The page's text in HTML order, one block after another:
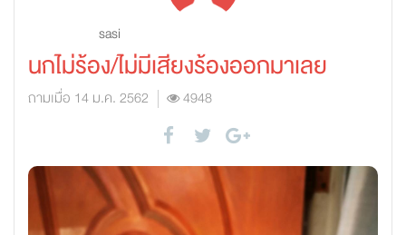
sasi
นกไม่ร้อง/ไม่มีเสียงร้องออกมาเลย
ถามเมื่อ 14 ม.ค. 2562 4948